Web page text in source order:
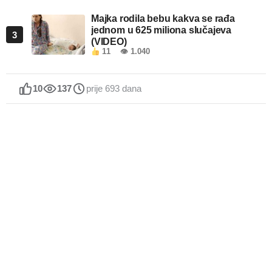
3
Majka rodila bebu kakva se rađa
jednom u 625 miliona slučajeva
(VIDEO)
11 👁 1.040
10 137 prije 693 dana